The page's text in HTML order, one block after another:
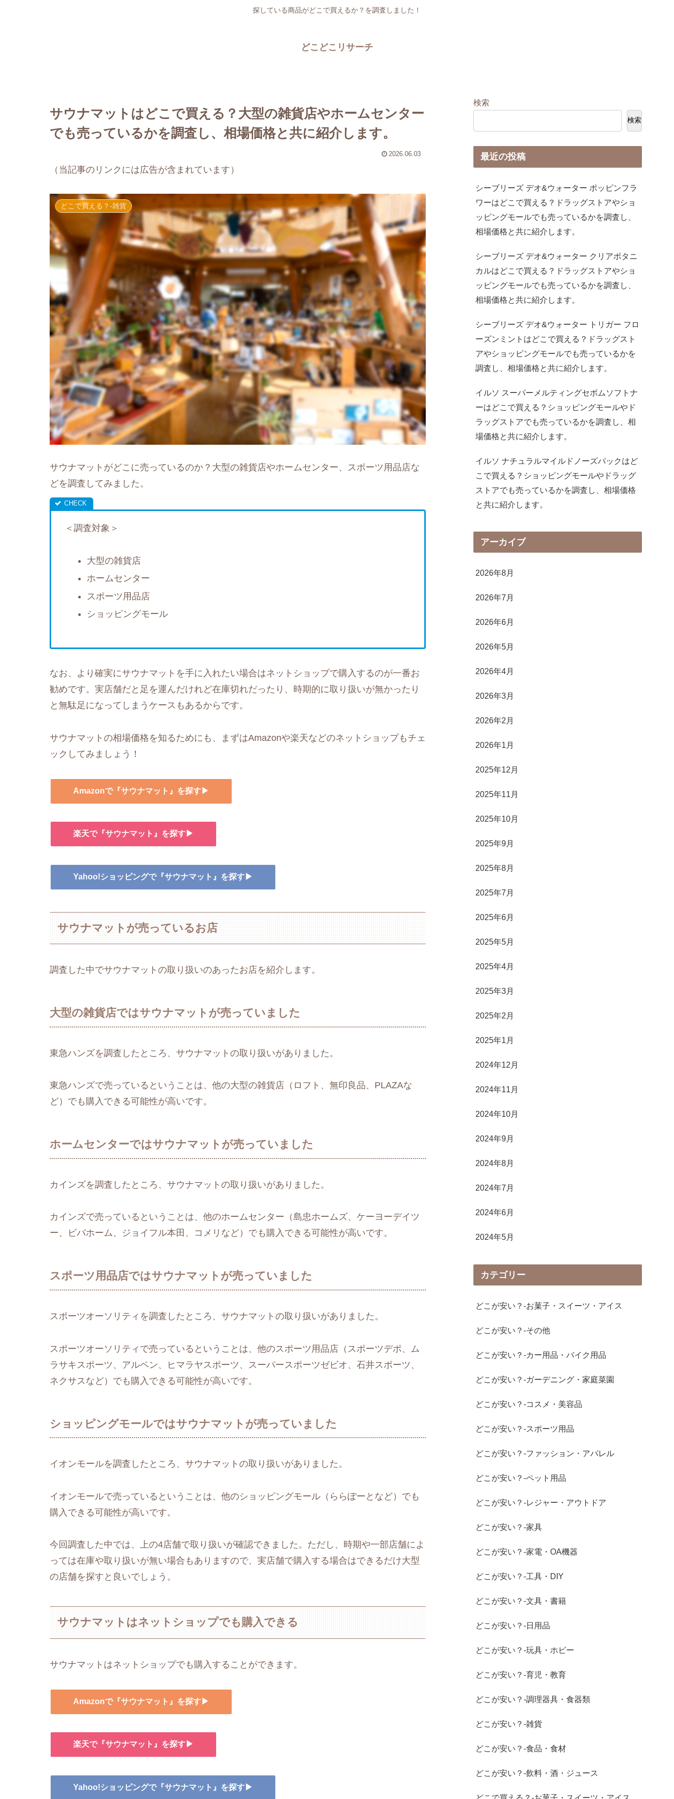
探している商品がどこで買えるか？を調査しました！
どこどこリサーチ
サウナマットはどこで買える？大型の雑貨店やホームセンター
でも売っているかを調査し、相場価格と共に紹介します。
2026.06.03
（当記事のリンクには広告が含まれています）
どこで買える？-雑貨
サウナマットがどこに売っているのか？大型の雑貨店やホームセンター、スポーツ用品店な
どを調査してみました。
＜調査対象＞
大型の雑貨店
ホームセンター
スポーツ用品店
ショッピングモール
なお、より確実にサウナマットを手に入れたい場合はネットショップで購入するのが一番お
勧めです。実店舗だと足を運んだけれど在庫切れだったり、時期的に取り扱いが無かったり
と無駄足になってしまうケースもあるからです。
サウナマットの相場価格を知るためにも、まずはAmazonや楽天などのネットショップもチェ
ックしてみましょう！
Amazonで『サウナマット』を探す▶
楽天で『サウナマット』を探す▶
Yahoo!ショッピングで『サウナマット』を探す▶
サウナマットが売っているお店
調査した中でサウナマットの取り扱いのあったお店を紹介します。
大型の雑貨店ではサウナマットが売っていました
東急ハンズを調査したところ、サウナマットの取り扱いがありました。
東急ハンズで売っているということは、他の大型の雑貨店（ロフト、無印良品、PLAZAな
ど）でも購入できる可能性が高いです。
ホームセンターではサウナマットが売っていました
カインズを調査したところ、サウナマットの取り扱いがありました。
カインズで売っているということは、他のホームセンター（島忠ホームズ、ケーヨーデイツ
ー、ビバホーム、ジョイフル本田、コメリなど）でも購入できる可能性が高いです。
スポーツ用品店ではサウナマットが売っていました
スポーツオーソリティを調査したところ、サウナマットの取り扱いがありました。
スポーツオーソリティで売っているということは、他のスポーツ用品店（スポーツデポ、ム
ラサキスポーツ、アルペン、ヒマラヤスポーツ、スーパースポーツゼビオ、石井スポーツ、
ネクサスなど）でも購入できる可能性が高いです。
ショッピングモールではサウナマットが売っていました
イオンモールを調査したところ、サウナマットの取り扱いがありました。
イオンモールで売っているということは、他のショッピングモール（ららぽーとなど）でも
購入できる可能性が高いです。
今回調査した中では、上の4店舗で取り扱いが確認できました。ただし、時期や一部店舗によ
っては在庫や取り扱いが無い場合もありますので、実店舗で購入する場合はできるだけ大型
の店舗を探すと良いでしょう。
サウナマットはネットショップでも購入できる
サウナマットはネットショップでも購入することができます。
Amazonで『サウナマット』を探す▶
楽天で『サウナマット』を探す▶
Yahoo!ショッピングで『サウナマット』を探す▶
検索
検索
最近の投稿
シーブリーズ デオ&ウォーター ポッピンフラ
ワーはどこで買える？ドラッグストアやショ
ッピングモールでも売っているかを調査し、
相場価格と共に紹介します。
シーブリーズ デオ&ウォーター クリアボタニ
カルはどこで買える？ドラッグストアやショ
ッピングモールでも売っているかを調査し、
相場価格と共に紹介します。
シーブリーズ デオ&ウォーター トリガー フロ
ーズンミントはどこで買える？ドラッグスト
アやショッピングモールでも売っているかを
調査し、相場価格と共に紹介します。
イルソ スーパーメルティングセボムソフトナ
ーはどこで買える？ショッピングモールやド
ラッグストアでも売っているかを調査し、相
場価格と共に紹介します。
イルソ ナチュラルマイルドノーズパックはど
こで買える？ショッピングモールやドラッグ
ストアでも売っているかを調査し、相場価格
と共に紹介します。
アーカイブ
2026年8月
2026年7月
2026年6月
2026年5月
2026年4月
2026年3月
2026年2月
2026年1月
2025年12月
2025年11月
2025年10月
2025年9月
2025年8月
2025年7月
2025年6月
2025年5月
2025年4月
2025年3月
2025年2月
2025年1月
2024年12月
2024年11月
2024年10月
2024年9月
2024年8月
2024年7月
2024年6月
2024年5月
カテゴリー
どこが安い？-お菓子・スイーツ・アイス
どこが安い？-その他
どこが安い？-カー用品・バイク用品
どこが安い？-ガーデニング・家庭菜園
どこが安い？-コスメ・美容品
どこが安い？-スポーツ用品
どこが安い？-ファッション・アパレル
どこが安い？-ペット用品
どこが安い？-レジャー・アウトドア
どこが安い？-家具
どこが安い？-家電・OA機器
どこが安い？-工具・DIY
どこが安い？-文具・書籍
どこが安い？-日用品
どこが安い？-玩具・ホビー
どこが安い？-育児・教育
どこが安い？-調理器具・食器類
どこが安い？-雑貨
どこが安い？-食品・食材
どこが安い？-飲料・酒・ジュース